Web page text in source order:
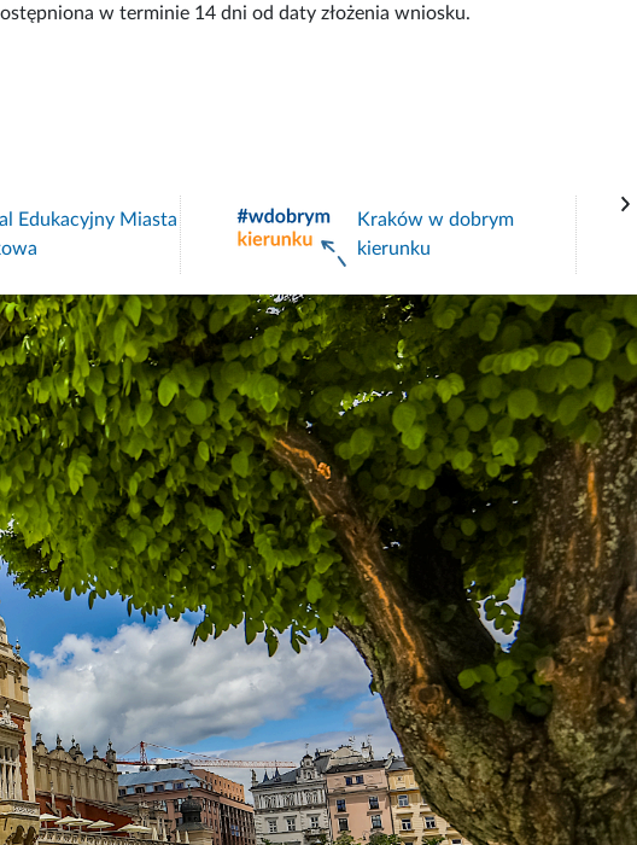
w terminie 14 dni od daty złożenia wniosku.
Edukacyjny Miasta
Kraków w dobrym
kierunku